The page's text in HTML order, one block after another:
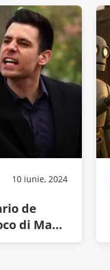
10 iunie, 2024
de
di Mano